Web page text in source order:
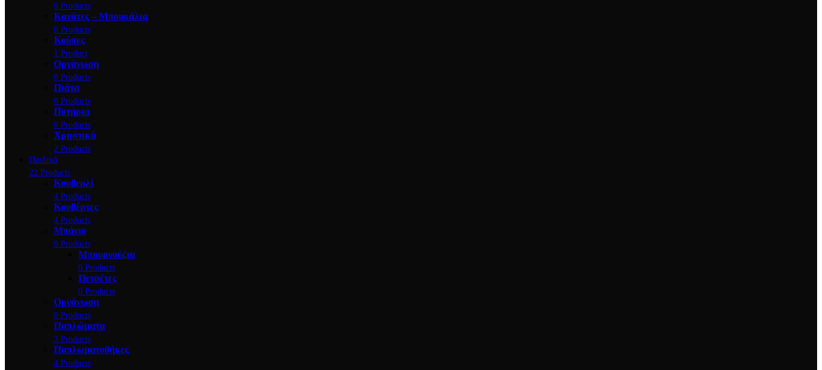
0 Products
Κανάτες – Μπουκάλια
0 Products
Κούπες
1 Product
Οργάνωση
0 Products
Πιάτα
0 Products
Ποτήρια
0 Products
Χρηστικά
2 Products
Παιδικά
22 Products
Κουβερλί
4 Products
Κουβέρτες
4 Products
Μπάνιο
0 Products
Μπουρνούζια
0 Products
Πετσέτες
0 Products
Οργάνωση
0 Products
Παπλώματα
3 Products
Παπλωματοθήκες
4 Products